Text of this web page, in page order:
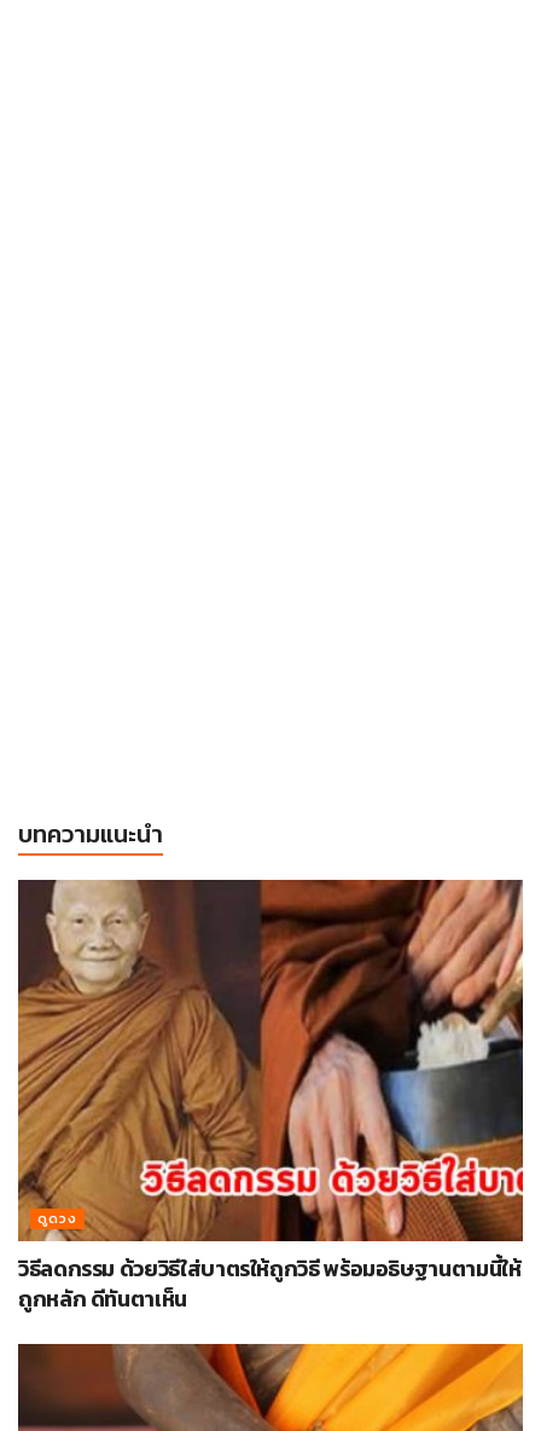
บทความแนะนำ
ดูดวง
วิธีลดกรรม ด้วยวิธีใส่บาตรให้ถูกวิธี พร้อมอธิษฐานตามนี้ให้
ถูกหลัก ดีทันตาเห็น